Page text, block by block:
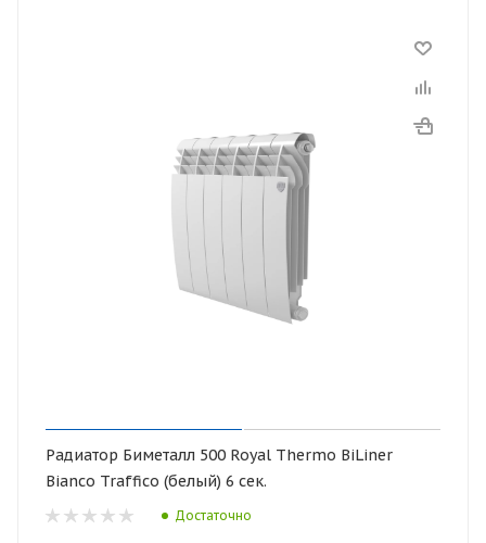
Радиатор Биметалл 500 Royal Thermo BiLiner
Bianco Traffico (белый) 6 сек.
Достаточно